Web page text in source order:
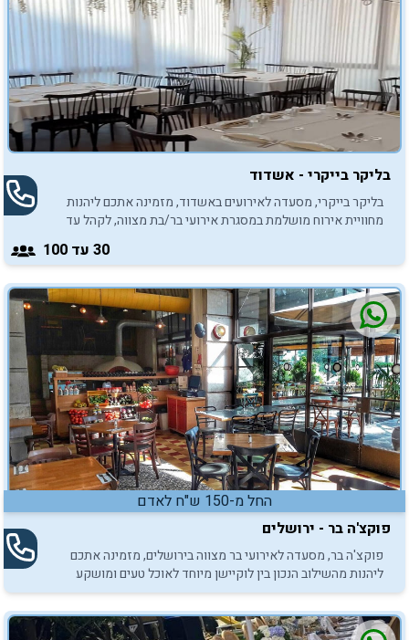
בליקר בייקרי - אשדוד
בליקר בייקרי, מסעדה לאירועים באשדוד, מזמינה אתכם ליהנות
מחוויית אירוח מושלמת במסגרת אירועי בר/בת מצווה, לקהל עד
30 עד 100
החל מ-150 ש"ח לאדם
פוקצ'ה בר - ירושלים
פוקצ'ה בר, מסעדה לאירועי בר מצווה בירושלים, מזמינה אתכם
ליהנות מהשילוב הנכון בין לוקיישן מיוחד לאוכל טעים ומושקע
במיוחד. כנסו והתרשמו.